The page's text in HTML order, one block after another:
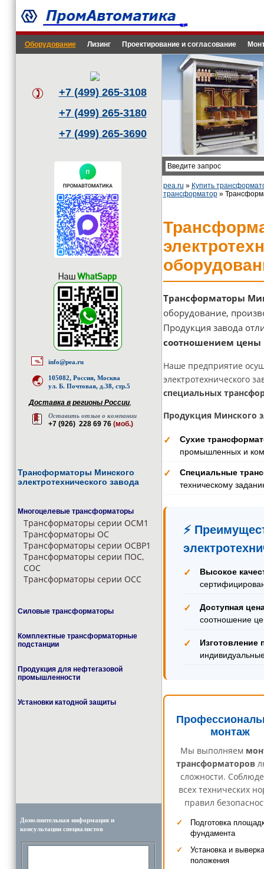
Оборудование Лизинг Проектирование и согласование
+7 (499) 265-3108
+7 (499) 265-3180
+7 (499) 265-3690
info@pea.ru
105082, Россия, Москва
ул. Б. Почтовая, д.38, стр.5
Доставка в регионы России,
Оставить отзыв о компании
+7 (926) 228 69 76 (моб.)
Трансформаторы Минского
электротехнического завода
Многоцелевые трансформаторы
Трансформаторы серии ОСМ1
Трансформаторы ОС
Трансформаторы серии ОСВР1
Трансформаторы серии ПОС,
СОС
Трансформаторы серии ОСС
Силовые трансформаторы
Комплектные трансформаторные
подстанции
Продукция для нефтегазовой
промышленности
Установки катодной защиты
Дополнительная информация и
консультации специалистов
pea.ru » Купить
трансформатор»
Трансформаторы
оборудование,
Продукция завода
соотношением цены
Наше предприятие
электротехнического
специальных
Продукция Минского
✓
Сухие
промышленных и
✓
Специальные
техническому
⚡
✓
Высокое
✓
Доступная
соотношение
✓
Изготовление
монтаж
Мы выполняем
трансформаторов
сложности.
всех технических
правил
✓
Подготовка
фундамента
✓
Установка и выверка
положения